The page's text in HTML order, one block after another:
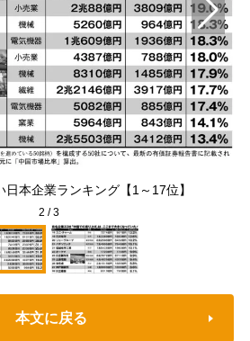
本企業ランキング【1～17位】
2 /3
本文に戻る